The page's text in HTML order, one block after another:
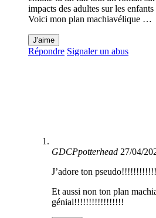
impacts des adultes sur les enfants
Voici mon plan machiavélique …
J'aime
Répondre Signaler un abus
GDCPpotterhead 27/04/
J’adore ton
Et aussi non ton plan
génial!!!!!!!!!!!!!!!!!